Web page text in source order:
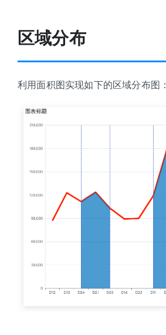
区域分布
利用面积图实现如下的区域分布图：